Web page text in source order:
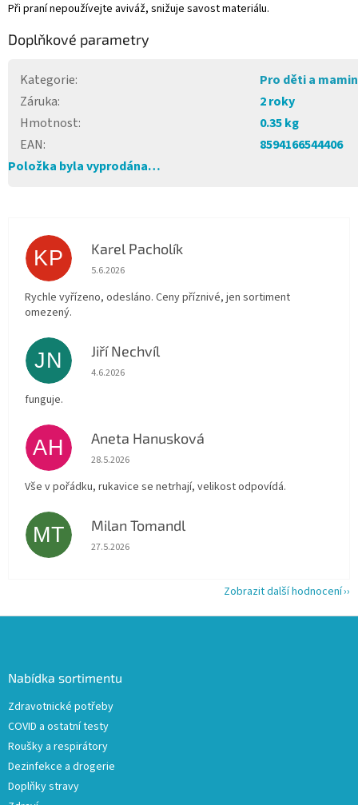
Při praní nepoužívejte aviváž, snižuje savost materiálu.
Doplňkové parametry
Kategorie:
Pro děti a
Záruka:
2 roky
Hmotnost:
0.35 kg
EAN:
8594166544406
Položka byla vyprodána…
KP Karel Pacholík
Hodnocení obchodu je 4 z 5 hvězdiček.
5.6.2026
Rychle vyřízeno, odesláno. Ceny příznivé, jen sortiment
omezený.
JN Jiří Nechvíl
Hodnocení obchodu je 5 z 5 hvězdiček.
4.6.2026
funguje.
AH Aneta Hanusková
Hodnocení obchodu je 5 z 5 hvězdiček.
28.5.2026
Vše v pořádku, rukavice se netrhají, velikost odpovídá.
MT Milan Tomandl
Hodnocení obchodu je 5 z 5 hvězdiček.
27.5.2026
Zobrazit další hodnocení
Nabídka sortimentu
Zdravotnické potřeby
COVID a ostatní testy
Roušky a respirátory
Dezinfekce a drogerie
Doplňky stravy